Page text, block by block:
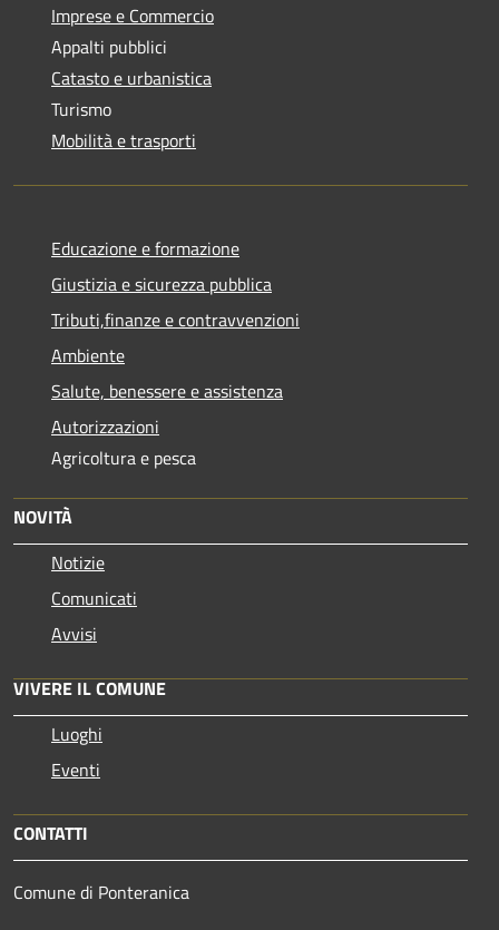
Imprese e Commercio
Appalti pubblici
Catasto e urbanistica
Turismo
Mobilità e trasporti
Educazione e formazione
Giustizia e sicurezza pubblica
Tributi,finanze e contravvenzioni
Ambiente
Salute, benessere e assistenza
Autorizzazioni
Agricoltura e pesca
NOVITÀ
Notizie
Comunicati
Avvisi
VIVERE IL COMUNE
Luoghi
Eventi
CONTATTI
Comune di Ponteranica